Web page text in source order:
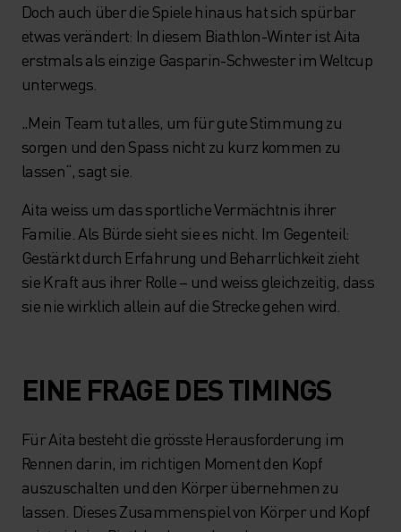
Doch auch über die Spiele hinaus hat sich spürbar
etwas verändert: In diesem Biathlon-Winter ist Aita
erstmals als einzige Gasparin-Schwester im Weltcup
unterwegs.
„Mein Team tut alles, um für gute Stimmung zu
sorgen und den Spass nicht zu kurz kommen zu
lassen“, sagt sie.
Aita weiss um das sportliche Vermächtnis ihrer
Familie. Als Bürde sieht sie es nicht. Im Gegenteil:
Gestärkt durch Erfahrung und Beharrlichkeit zieht
sie Kraft aus ihrer Rolle – und weiss gleichzeitig, dass
sie nie wirklich allein auf die Strecke gehen wird.
EINE FRAGE DES TIMINGS
Für Aita besteht die grösste Herausforderung im
Rennen darin, im richtigen Moment den Kopf
auszuschalten und den Körper übernehmen zu
lassen. Dieses Zusammenspiel von Körper und Kopf